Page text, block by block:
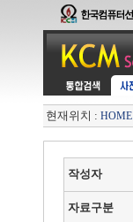
현재위치 : HOME
작성자
자료구분